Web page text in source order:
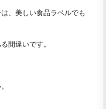
、美しい食品ラベルでも
間違いです。